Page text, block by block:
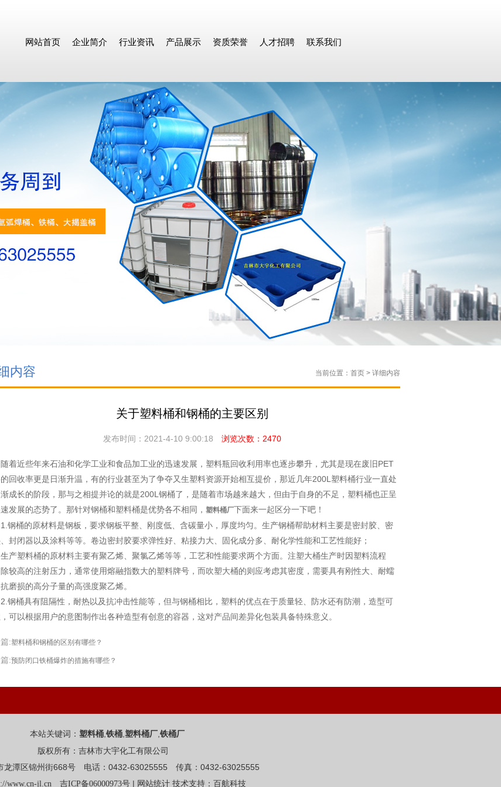
网站首页 企业简介 行业资讯 产品展示 资质荣誉 人才招聘 联系我们
内容 当前位置：首页 > 详细内容
关于塑料桶和钢桶的主要区别
发布时间：2021-4-10 9:00:18 浏览次数：2470
近些年来石油和化学工业和食品加工业的迅速发展，塑料瓶回收利用率也逐步攀升，尤其是现在废旧PET
回收率更是日渐升温，有的行业甚至为了争夺又生塑料资源开始相互提价，那近几年200L塑料桶行业一直处
成长的阶段，那与之相提并论的就是200L钢桶了，是随着市场越来越大，但由于自身的不足，塑料桶也正呈
发展的态势了。那针对钢桶和塑料桶是优势各不相同， 塑料桶厂下面来一起区分一下吧！
桶的原材料是钢板，要求钢板平整、刚度低、含碳量小，厚度均匀。生产钢桶帮助材料主要是密封胶、密
封闭器以及涂料等等。卷边密封胶要求弹性好、粘接力大、固化成分多、耐化学性能和工艺性能好；
塑料桶的原材料主要有聚乙烯、聚氯乙烯等等，工艺和性能要求两个方面。注塑大桶生产时因塑料流程
较高的注射压力，通常使用熔融指数大的塑料牌号，而吹塑大桶的则应考虑其密度，需要具有刚性大、耐蠕
磨损的高分子量的高强度聚乙烯。
桶具有阻隔性，耐热以及抗冲击性能等，但与钢桶相比，塑料的优点在于质量轻、防水还有防潮，造型可
可以根据用户的意图制作出各种造型有创意的容器，这对产品间差异化包装具备特殊意义。
篇:塑料桶和钢桶的区别有哪些？
:预防闭口铁桶爆炸的措施有哪些？
本站关键词： 塑料桶 铁桶 塑料桶厂 铁桶厂
版权所有：吉林市大宇化工有限公司
龙潭区锦州街668号 电话：0432-63025555 传真：0432-63025555
www.cn-jl.cn 吉ICP备06000973号 | 网站统计 技术支持：百航科技